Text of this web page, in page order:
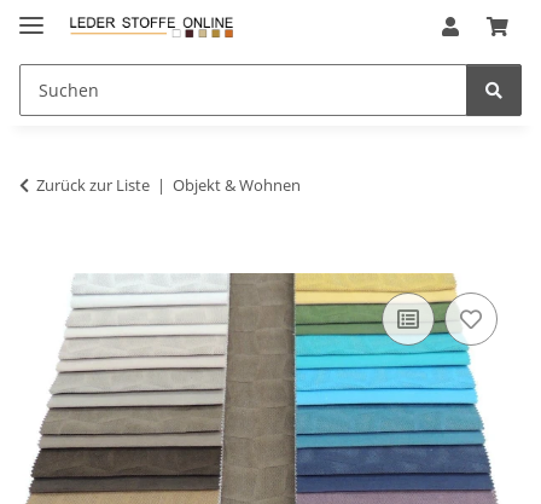
Zurück zur Liste Objekt & Wohnen